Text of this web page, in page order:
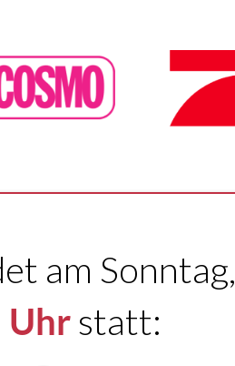
am Sonntag,
Uhrstatt: